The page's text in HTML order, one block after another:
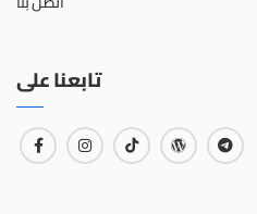
تابعنا على